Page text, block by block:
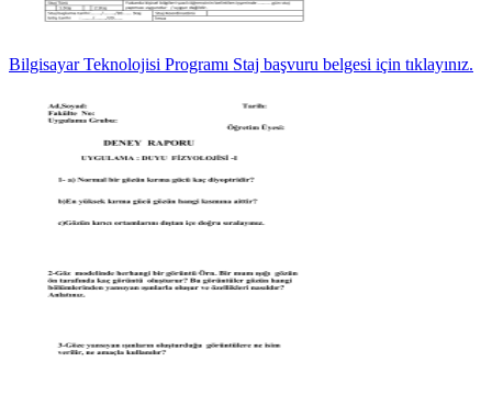
Bilgisayar Teknolojisi Programı Staj başvuru belgesi için tıklayınız.